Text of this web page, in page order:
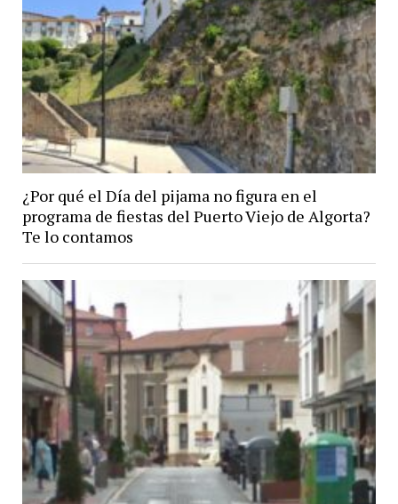
¿Por qué el Día del pijama no figura en el
programa de fiestas del Puerto Viejo de Algorta?
Te lo contamos